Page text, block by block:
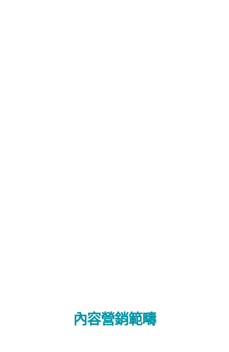
內容營銷範疇